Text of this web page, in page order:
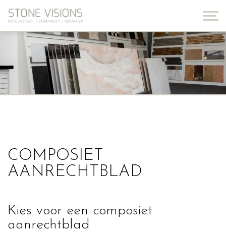
COMPOSIET
AANRECHTBLAD
Kies voor een composiet
aanrechtblad